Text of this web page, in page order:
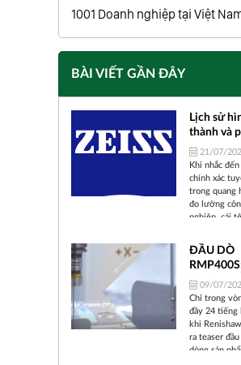
1001 Doanh nghiệp tại Việt
BÀI VIẾT GẦN ĐÂY
Lịch sử
thành và
triển của
Zeiss
21/07/
Khi nhắc
chính xác
trong quang
đo lường
nghiệp, cái
tâm trí các kỹ
nhà khoa học
toàn thế giới
là ZEISS (Carl
Trải qua hơn
năm tồn tại
triển, từ một
cơ khí chính
bé tại thành
ĐẦU DÒ
BƯỚC
"ALL-IN-
CỦA
TRONG
NGUYÊN
09/07/
Chỉ trong
đầy 24 tiếng
khi
ra teaser
dòng sản